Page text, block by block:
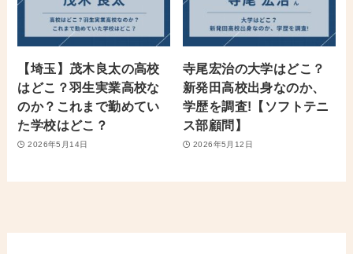
【埼玉】茂木良太の高校
はどこ？羽生実業高校な
のか？これまで勤めてい
た学校はどこ？
2026年5月14日
寺尾宏治の大学はどこ？
新発田高校出身なのか、
学歴を調査!【ソフトテニ
ス部顧問】
2026年5月12日